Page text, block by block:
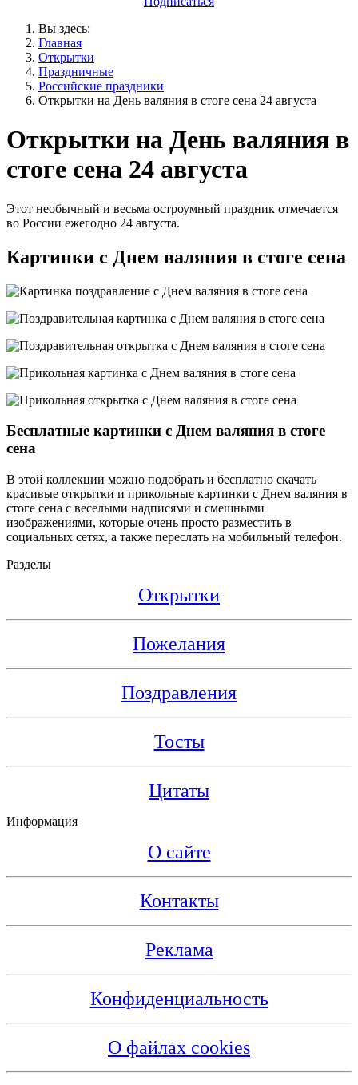
Вы здесь:
Главная
Открытки
Праздничные
Российские праздники
Открытки на День валяния в стоге сена 24 августа
Открытки на День валяния в
стоге сена 24 августа
Этот необычный и весьма остроумный праздник отмечается
во России ежегодно 24 августа.
Картинки с Днем валяния в стоге сена
Бесплатные картинки с Днем валяния в стоге
сена
В этой коллекции можно подобрать и бесплатно скачать
красивые открытки и прикольные картинки с Днем валяния в
стоге сена с веселыми надписями и смешными
изображениями, которые очень просто разместить в
социальных сетях, а также переслать на мобильный телефон.
Разделы
Открытки
Пожелания
Поздравления
Тосты
Цитаты
Информация
О сайте
Контакты
Реклама
Конфиденциальность
О файлах cookies